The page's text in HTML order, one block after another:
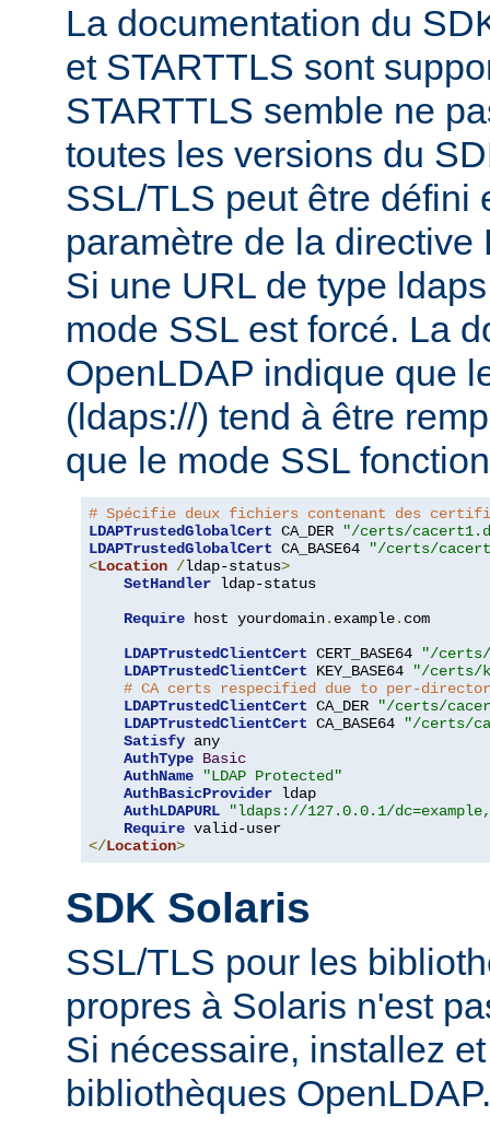
La documentation du
et STARTTLS sont
STARTTLS semble ne
toutes les versions du
SSL/TLS peut être défini
paramètre de la
Si une URL de type
mode SSL est forcé. La
OpenLDAP indique que
(ldaps://) tend à être
que le mode SSL
# Spécifie deux fichiers contenant des
LDAPTrustedGlobalCert CA_DER
"/certs/
LDAPTrustedGlobalCert CA_BASE64
"/certs/
<Location /ldap-status>
SetHandler ldap-status
Require host yourdomain. example. com
LDAPTrustedClientCert CERT_BASE64
"/certs/
LDAPTrustedClientCert KEY_BASE64
"/certs/
# CA certs respecified due to per-
LDAPTrustedClientCert CA_DER
"/certs/
LDAPTrustedClientCert CA_BASE64
"/certs/
Satisfy any
AuthType Basic
AuthName
"LDAP Protected"
AuthBasicProvider ldap
AuthLDAPURL
"ldaps://127.0.0.1/
Require
</Location>
SDK Solaris
SSL/TLS pour les
propres à Solaris n'est
Si nécessaire, installez
bibliothèques OpenLDAP.